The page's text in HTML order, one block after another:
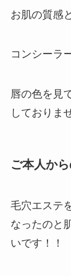
お肌の質感
コンシーラ
唇の色を見
しておりま
ご本人から
毛穴エステ
なったのと
いです！！